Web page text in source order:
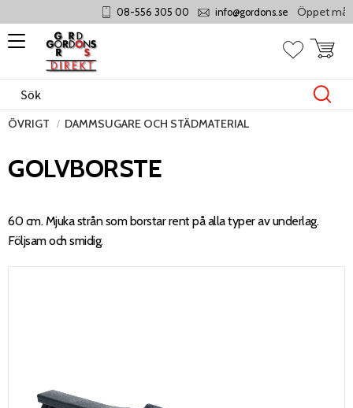
Meny
08-556 305 00 info@gordons.se Öppet
Favoriter
ÖVRIGT DAMMSUGARE OCH STÄDMATERIAL
GOLVBORSTE
60 cm. Mjuka strån som borstar rent på alla typer av underlag.
Följsam och smidig.